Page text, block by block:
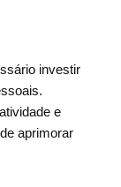
investir
e
aprimorar